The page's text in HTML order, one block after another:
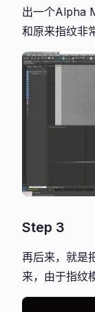
出一个Alpha
和原来指纹非
Step 3
再后来，就是
来，由于指纹